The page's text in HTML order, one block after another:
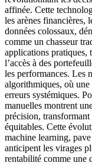
affinée. Cette
les arènes financières,
données colossaux,
comme un chasseur
applications pratiques,
l’accès à des
les performances. Les
algorithmiques, où
erreurs systémiques.
manuelles montrent
précision, transformant
équitables. Cette
machine learning,
anticipent les virages
rentabilité comme une